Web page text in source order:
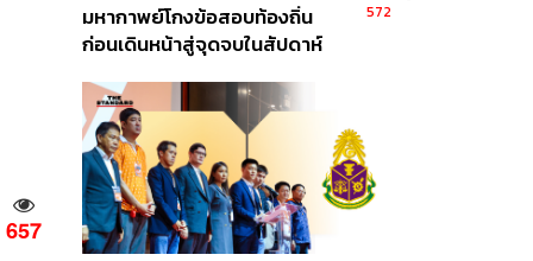
657
มหากาพย์โกงข้อสอบท้องถิ่น
ก่อนเดินหน้าสู่จุดจบในสัปดาห์
572